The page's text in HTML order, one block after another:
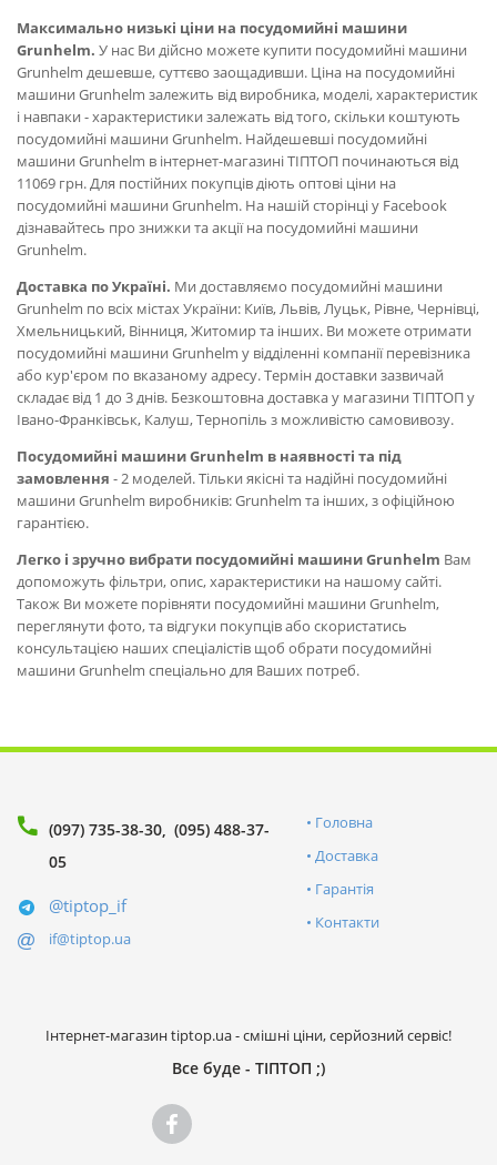
Максимально низькі ціни на посудомийні машини
Grunhelm. У нас Ви дійсно можете купити посудомийні машини
Grunhelm дешевше, суттєво заощадивши. Ціна на посудомийні
машини Grunhelm залежить від виробника, моделі, характеристик
і навпаки - характеристики залежать від того, скільки коштують
посудомийні машини Grunhelm. Найдешевші посудомийні
машини Grunhelm в інтернет-магазині ТІПТОП починаються від
11069 грн. Для постійних покупців діють оптові ціни на
посудомийні машини Grunhelm. На нашій сторінці у Facebook
дізнавайтесь про знижки та акції на посудомийні машини
Grunhelm.
Доставка по Україні. Ми доставляємо посудомийні машини
Grunhelm по всіх містах України: Київ, Львів, Луцьк, Рівне, Чернівці,
Хмельницький, Вінниця, Житомир та інших. Ви можете отримати
посудомийні машини Grunhelm у відділенні компанії перевізника
або кур'єром по вказаному адресу. Термін доставки зазвичай
складає від 1 до 3 днів. Безкоштовна доставка у магазини ТІПТОП у
Івано-Франківськ, Калуш, Тернопіль з можливістю самовивозу.
Посудомийні машини Grunhelm в наявності та під
замовлення - 2 моделей. Тільки якісні та надійні посудомийні
машини Grunhelm виробників: Grunhelm та інших, з офіційною
гарантією.
Легко і зручно вибрати посудомийні машини Grunhelm Вам
допоможуть фільтри, опис, характеристики на нашому сайті.
Також Ви можете порівняти посудомийні машини Grunhelm,
переглянути фото, та відгуки покупців або скористатись
консультацією наших спеціалістів щоб обрати посудомийні
машини Grunhelm спеціально для Ваших потреб.
(097) 735-38-30 (095) 488-37-
05
@tiptop_if
if@tiptop.ua
Головна
Доставка
Гарантія
Контакти
Інтернет-магазин tiptop.ua - смішні ціни, серйозний сервіс!
Все буде - ТІПТОП ;)